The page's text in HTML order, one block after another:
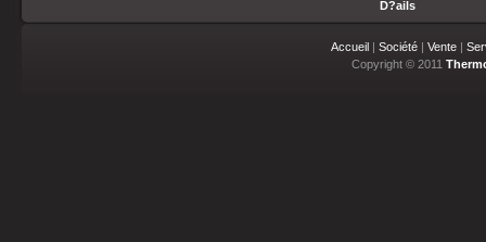
D?ails
Accueil| Société| Vente|
Copyright © 2011